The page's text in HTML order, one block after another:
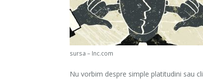
sursa – Inc.com
Nu vorbim despre simple platitudini sau